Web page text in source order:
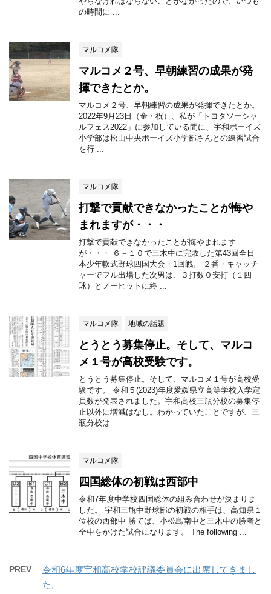
の時間に ...
マルコメ隊
マルコメ２号、早朝練習の成果が発
揮できたとか。
マルコメ２号、早朝練習の成果が発揮できたとか。
2022年9月23日（金・祝）、私が「トヨタソーシャ
ルフェス2022」に参加している間に、宇和ボーイズ
小学部は松山中央ボーイズ小学部さんとの練習試合
を行 ...
マルコメ隊
打撃で貢献できなかったことが悔や
まれますが・・・
打撃で貢献できなかったことが悔やまれます
が・・・ ６－１０で三木中に完敗した第43回全日
本少年軟式野球四国大会・1回戦。 ２番・キャッチ
ャーでフル出場した次男は、３打数０安打（１四
球）とノーヒットに終 ...
マルコメ隊 地域の話題
とうとう募集停止。そして、マルコ
メ１号が高校受験です。
とうとう募集停止。そして、マルコメ１号が高校受
験です。 令和５(2023)年度愛媛県立高等学校入学定
員数が発表されました。宇和高校三瓶分校の募集停
止以外に増減はなし。わかっていたことですが、三
瓶分校は ...
マルコメ隊
四国総体の初戦は西部中
令和7年度中学校四国総体の組み合わせが決まりま
した。 宇和三瓶中野球部の初戦の相手は、高知県１
位校の西部中 勝てば、小松島南中と三木中の勝者と
全中をかけた試合になります。 The following ...
PREV
令和6年度宇和高校学校評議委員会に出席してきまし
た。